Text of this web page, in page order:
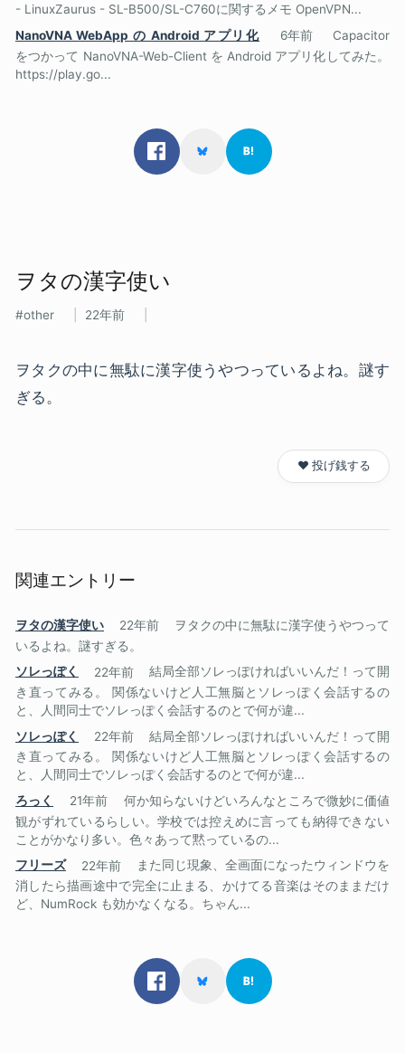
- LinuxZaurus - SL-B500/SL-C760に関するメモ OpenVPN...
NanoVNA WebApp の Android アプリ化
6年前
Capacitor
をつかって NanoVNA-Web-Client を Android アプリ化してみた。
https://play.go...
ヲタの​漢字使い
other 22年前
ヲタクの中に無駄に漢字使うやつっているよね。謎す
ぎる。
❤️ 投げ銭する
関連エントリー
ヲタの漢字使い 22年前
ヲタクの中に無駄に漢字使うやつって
いるよね。謎すぎる。
ソレっぽく
22年前
結局全部ソレっぽければいいんだ！って開
き直ってみる。 関係ないけど人工無脳とソレっぽく会話するの
と、人間同士でソレっぽく会話するのとで何が違...
ソレっぽく
22年前
結局全部ソレっぽければいいんだ！って開
き直ってみる。 関係ないけど人工無脳とソレっぽく会話するの
と、人間同士でソレっぽく会話するのとで何が違...
ろっく
21年前
何か知らないけどいろんなところで微妙に価値
観がずれているらしい。学校では控えめに言っても納得できない
ことがかなり多い。色々あって黙っているの...
フリーズ
22年前
また同じ現象、全画面になったウィンドウを
消したら描画途中で完全に止まる、かけてる音楽はそのままだけ
ど、NumRock も効かなくなる。ちゃん...